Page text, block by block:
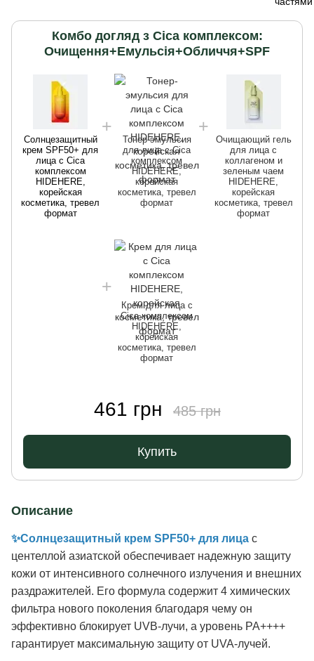
Комбо догляд з Сica комплексом:
Очищення+Емульсія+Обличчя+SPF
Солнцезащитный
крем SPF50+ для
лица с Cica
комплексом
HIDEHERE,
корейская
косметика, тревел
формат
Тонер-эмульсия
для лица с Cica
комплексом
HIDEHERE,
корейская
косметика, тревел
формат
Очищающий гель
для лица с
коллагеном и
зеленым чаем
HIDEHERE,
корейская
косметика, тревел
формат
Крем для лица с
Cica комплексом
HIDEHERE,
корейская
косметика, тревел
формат
461 грн 485 грн
Купить
Описание
✨Солнцезащитный крем SPF50+ для лица с
центеллой азиатской обеспечивает надежную защиту
кожи от интенсивного солнечного излучения и внешних
раздражителей. Его формула содержит 4 химических
фильтра нового поколения благодаря чему он
эффективно блокирует UVB-лучи, а уровень PA++++
гарантирует максимальную защиту от UVA-лучей.